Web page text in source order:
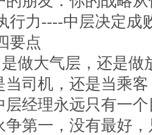
行力----中层决定成
要点
做大气层，还是做
当司机，还是当乘客
层经理永远只有一
争第一，没有最好